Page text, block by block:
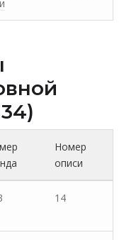
Номер
описи
14